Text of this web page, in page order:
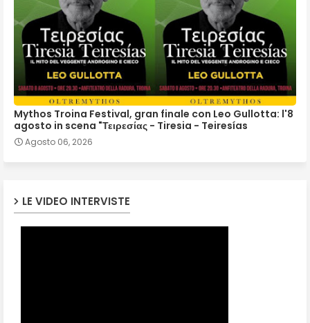
Mythos Troina Festival, gran finale con Leo Gullotta: l'8
agosto in scena "Τειρεσίας - Tiresia - Teiresías
Agosto 06, 2026
LE VIDEO INTERVISTE